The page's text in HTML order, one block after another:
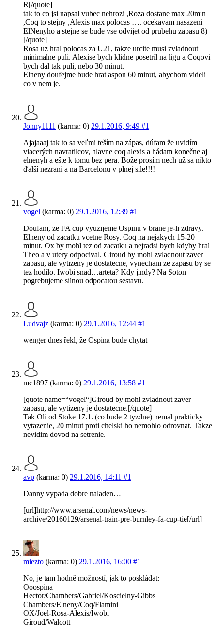
R[/quote]
tak to co jsi napsal vubec nehrozi ,Roza dostane max 20min
,Coq to stejny ,Alexis max polocas …. ocekavam nasazeni
ElNenyho a stejne se bude vse odvijet od prubehu zapasu 8)
[/quote]
Rosa uz hral polocas za U21, takze urcite musi zvladnout
minimalne puli. Alexise bych klidne posetril na ligu a Coqovi
bych dal tak puli, nebo 30 minut.
Elneny doufejme bude hrat aspon 60 minut, abychom videli
co v nem je.
|
Jonny1111 (karma: 0) 29.1.2016, 9:49 #1
Ajajaaaj tak to sa veľmi teším na zápas, dúfam že uvidím
viacerých navratilcov, hlavne coq alexis a hádam konečne aj
elnenyh a ešte k tomu bez pera. Bože prosím nech už sa nikto
ďalší nezrani a na Barcelonu v plnej sile!!!!
|
vogel (karma: 0) 29.1.2016, 12:39 #1
Doufam, ze FA cup vyuzijeme Ospinu v brane je-li zdravy.
Elneny od zacatku vcetne Rosy. Coq na nejakych 15-20
minut. Ox by mohl tez od zacatku a nejradsi bych kdyby hral
Theo a v utery odpocival. Giroud by mohl zvladnout zaver
zapasu, ale vytizeny je dostatecne, vynechani ze zapasu by se
tez hodilo. Iwobi snad…arteta? Kdy jindy? Na Soton
pogrebujeme silnou odpocatou sestavu.
|
Ludvajz (karma: 0) 29.1.2016, 12:44 #1
wenger dnes řekl, že Ospina bude chytat
|
mc1897 (karma: 0) 29.1.2016, 13:58 #1
[quote name=“vogel“]Giroud by mohl zvladnout zaver
zapasu, ale vytizeny je dostatecne.[/quote]
Tak Oli od Stoke 17.1. (co bude 2 tyzdne) nemal prakticky
vytazenie, 20 minut proti chelski ho nemohlo odrovnat. Takze
nevidim dovod na setrenie.
|
avp (karma: 0) 29.1.2016, 14:11 #1
Danny vypada dobre naladen…
[url]http://www.arsenal.com/news/news-
archive/20160129/arsenal-train-pre-burnley-fa-cup-tie[/url]
|
miezto (karma: 0) 29.1.2016, 16:00 #1
No, je tam hodně možností, jak to poskládat:
Ooospina
Hector/Chambers/Gabriel/Koscielny-Gibbs
Chambers/Elneny/Coq/Flamini
OX/Joel-Rosa-Alexis/Iwobi
Giroud/Walcott